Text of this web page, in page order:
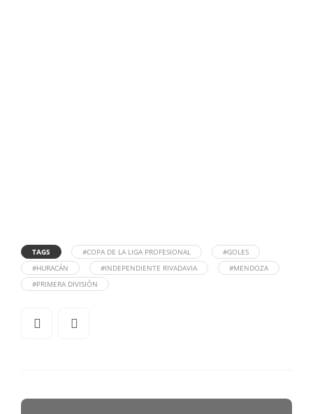
TAGS #COPA DE LA LIGA PROFESIONAL
#GOLES
#HURACÁN
#INDEPENDIENTE RIVADAVIA
#MENDOZA
#PRIMERA DIVISIÓN